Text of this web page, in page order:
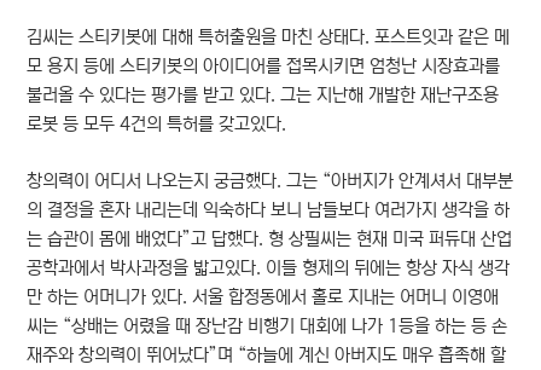
김씨는 스티키봇에 대해 특허출원을 마친 상태다. 포스트잇과 같은 메
모 용지 등에 스티키봇의 아이디어를 접목시키면 엄청난 시장효과를
불러올 수 있다는 평가를 받고 있다. 그는 지난해 개발한 재난구조용
로봇 등 모두 4건의 특허를 갖고있다.
창의력이 어디서 나오는지 궁금했다. 그는 “아버지가 안계셔서 대부분
의 결정을 혼자 내리는데 익숙하다 보니 남들보다 여러가지 생각을 하
는 습관이 몸에 배었다”고 답했다. 형 상필씨는 현재 미국 퍼듀대 산업
공학과에서 박사과정을 밟고있다. 이들 형제의 뒤에는 항상 자식 생각
만 하는 어머니가 있다. 서울 합정동에서 홀로 지내는 어머니 이영애
씨는 “상배는 어렸을 때 장난감 비행기 대회에 나가 1등을 하는 등 손
재주와 창의력이 뛰어났다”며 “하늘에 계신 아버지도 매우 흡족해 할